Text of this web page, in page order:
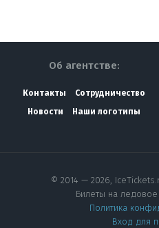
Об агентстве:
Контакты
Сотрудничество
Новости
Наши логотипы
© 2014 — 2026,
Билеты на
Политика
Вход для